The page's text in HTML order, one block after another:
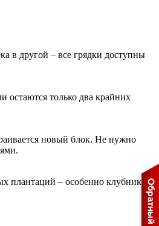
в другой – все грядки доступны
остаются только два крайних
новый блок. Не нужно
плантаций – особенно клубники.